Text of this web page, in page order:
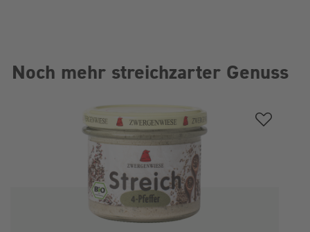
Noch mehr streichzarter Genuss